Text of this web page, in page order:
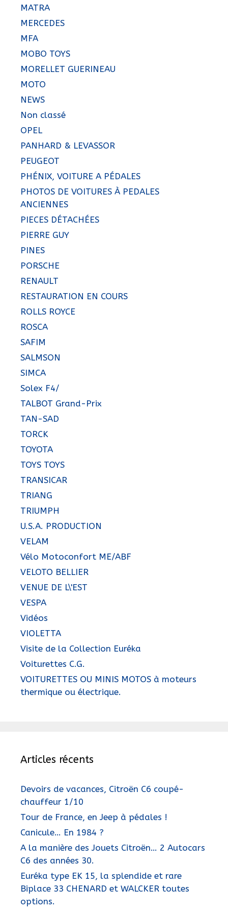
MATRA
MERCEDES
MFA
MOBO TOYS
MORELLET GUERINEAU
MOTO
NEWS
Non classé
OPEL
PANHARD & LEVASSOR
PEUGEOT
PHÉNIX, VOITURE A PÉDALES
PHOTOS DE VOITURES À PEDALES
ANCIENNES
PIECES DÉTACHÉES
PIERRE GUY
PINES
PORSCHE
RENAULT
RESTAURATION EN COURS
ROLLS ROYCE
ROSCA
SAFIM
SALMSON
SIMCA
Solex F4/
TALBOT Grand-Prix
TAN-SAD
TORCK
TOYOTA
TOYS TOYS
TRANSICAR
TRIANG
TRIUMPH
U.S.A. PRODUCTION
VELAM
Vélo Motoconfort ME/ABF
VELOTO BELLIER
VENUE DE L\'EST
VESPA
Vidéos
VIOLETTA
Visite de la Collection Euréka
Voiturettes C.G.
VOITURETTES OU MINIS MOTOS à moteurs
thermique ou électrique.
Articles récents
Devoirs de vacances, Citroën C6 coupé-
chauffeur 1/10
Tour de France, en Jeep à pédales !
Canicule… En 1984 ?
A la manière des Jouets Citroën… 2 Autocars
C6 des années 30.
Euréka type EK 15, la splendide et rare
Biplace 33 CHENARD et WALCKER toutes
options.